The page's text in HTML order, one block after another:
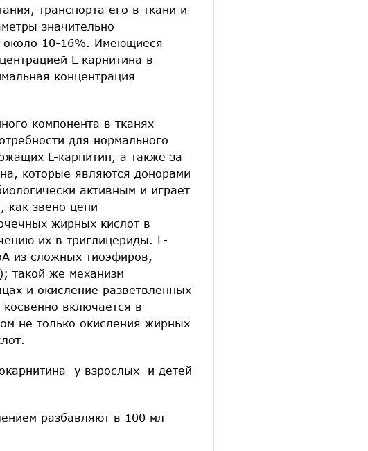
транспорта его в ткани и
значительно
около 10-16%. Имеющиеся
L-карнитина в
концентрация
компонента в тканях
для нормального
L-карнитин, а также за
которые являются донорами
активным и играет
как звено цепи
жирных кислот в
их в триглицериды. L-
из сложных тиоэфиров,
такой же механизм
и окисление разветвленных
включается в
не только окисления жирных
у взрослых и детей
разбавляют в 100 мл